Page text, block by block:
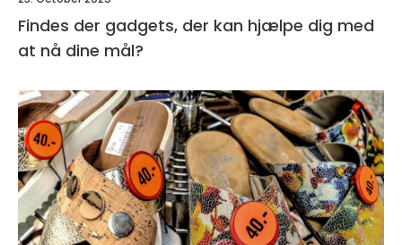
Findes der gadgets, der kan hjælpe dig med
at nå dine mål?